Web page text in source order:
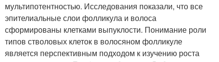
мультипотентностью. Исследования показали, что все
эпителиальные слои фолликула и волоса
сформированы клетками выпуклости. Понимание роли
типов стволовых клеток в волосяном фолликуле
является перспективным подходом к изучению роста